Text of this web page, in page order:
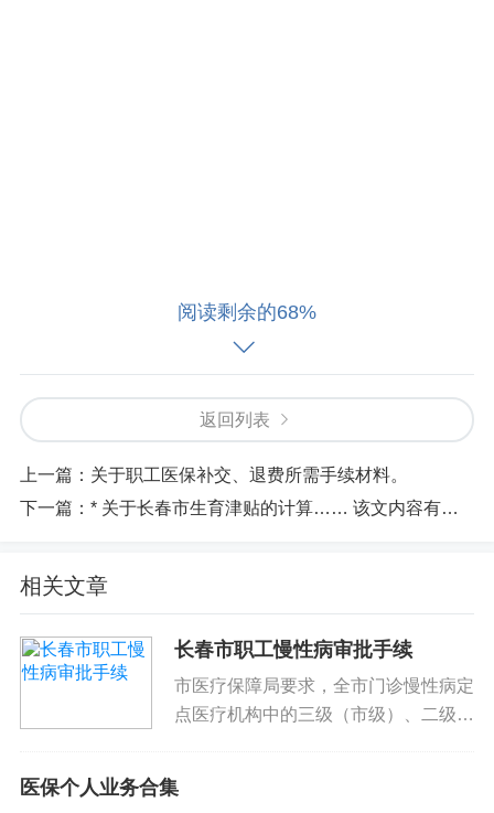
官方政策解读：
阅读剩余的68%
返回列表
上一篇： 关于职工医保补交、退费所需手续材料。
下一篇： * 关于长春市生育津贴的计算…… 该文内容有争议！
相关文章
长春市职工慢性病审批手续
市医疗保障局要求，全市门诊慢性病定
点医疗机构中的三级（市级）、二级、
手续及流程如下：参保患者需准备的材
医保个人业务合集